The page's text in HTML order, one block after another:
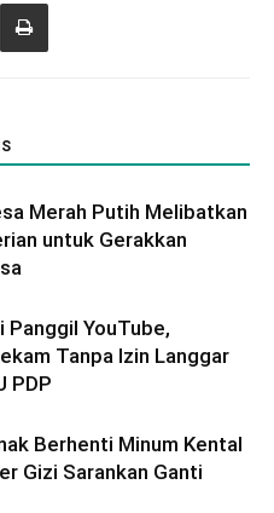
Merah Putih Melibatkan
untuk Gerakkan
Panggil YouTube,
Tanpa Izin Langgar
PDP
Berhenti Minum Kental
Gizi Sarankan Ganti